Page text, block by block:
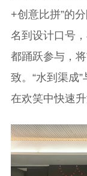
+创意比拼”的
名到设计口号
都踊跃参与，
致。“水到渠成
在欢笑中快速升